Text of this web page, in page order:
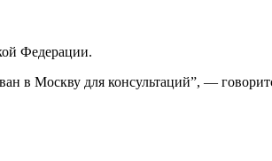
Федерации.
в Москву для консультаций”, —